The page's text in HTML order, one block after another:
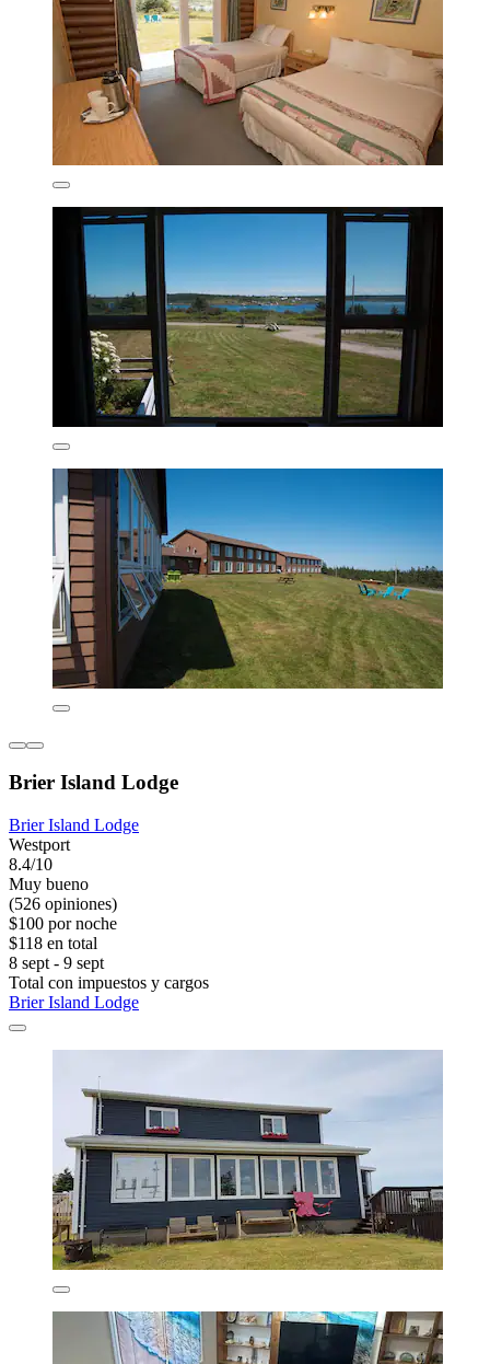
Brier Island Lodge
Brier Island Lodge
Westport
8.4/10
Muy bueno
(526 opiniones)
$100 por noche
$118 en total
8 sept - 9 sept
Total con impuestos y cargos
Brier Island Lodge